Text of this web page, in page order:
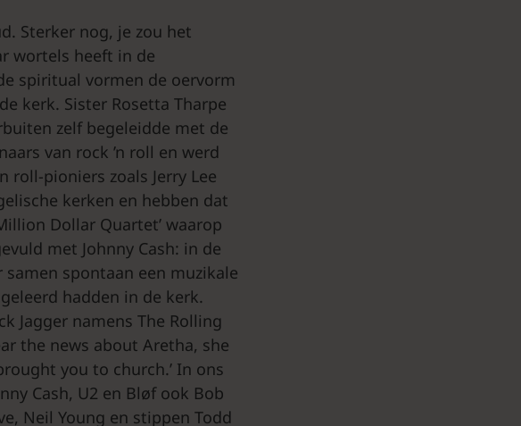
Sterker nog, je zou het
wortels heeft in de
spiritual vormen de oervorm
kerk. Sister Rosetta Tharpe
zelf begeleidde met de
van rock ’n roll en werd
roll-pioniers zoals Jerry Lee
kerken en hebben dat
Dollar Quartet’ waarop
met Johnny Cash: in de
spontaan een muzikale
hadden in de kerk.
Jagger namens The Rolling
the news about Aretha, she
you to church.’ In ons
Cash, U2 en Bløf ook Bob
Neil Young en stippen Todd